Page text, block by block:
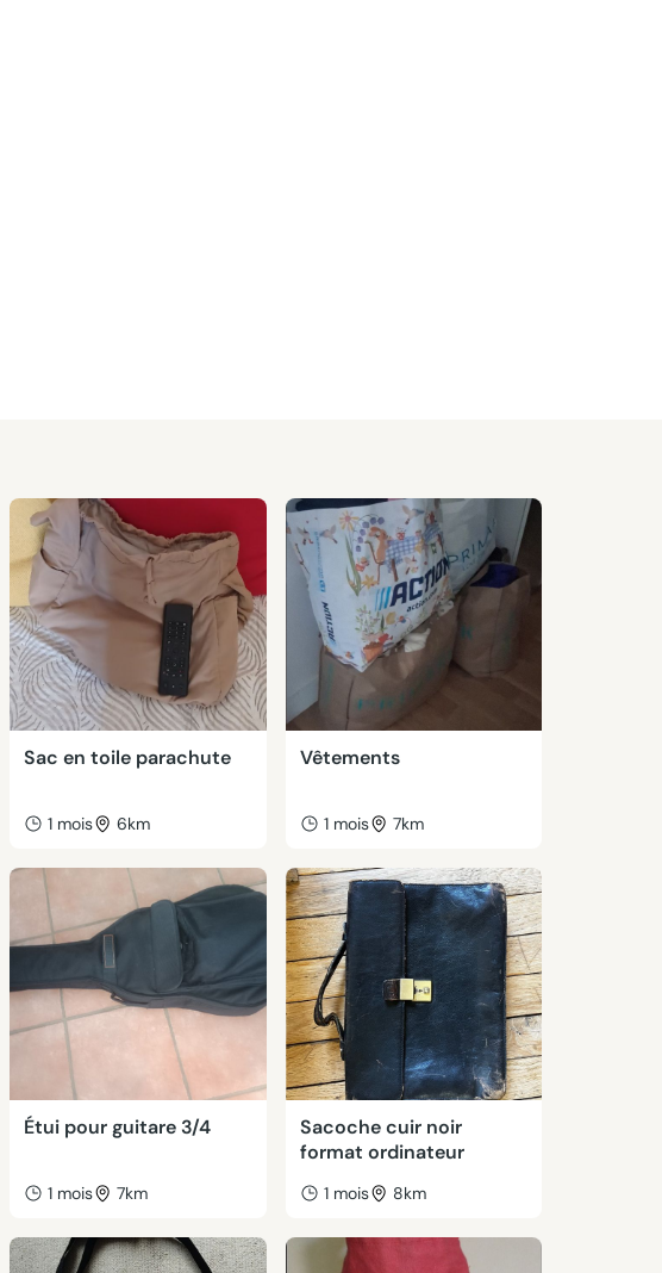
Sac en toile parachute
1 mois 6km
Vêtements
1 mois 7km
Étui pour guitare 3/4
1 mois 7km
Sacoche cuir noir
format ordinateur
1 mois 8km